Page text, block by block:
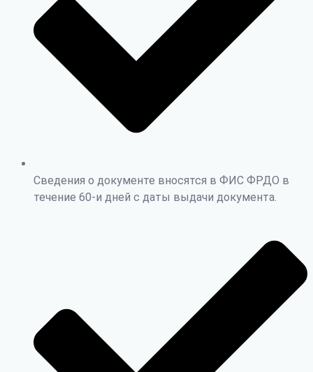
Сведения о документе вносятся в ФИС ФРДО в
течение 60-и дней с даты выдачи документа.